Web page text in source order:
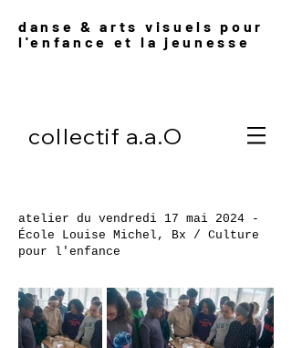
danse & arts visuels pour
l'enfance et l a jeunesse
collectif a.a.O
atelier du vendredi 17 mai 2024 -
École Louise Michel, Bx / Culture
pour l'enfance